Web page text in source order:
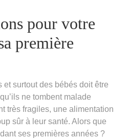
pour votre
première
et surtout des bébés doit être
ne tombent malade
très fragiles, une alimentation
sûr à leur santé. Alors que
ses premières années ?